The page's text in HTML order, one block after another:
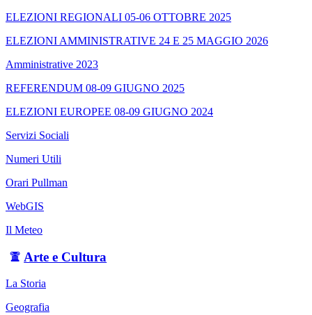
ELEZIONI REGIONALI 05-06 OTTOBRE 2025
ELEZIONI AMMINISTRATIVE 24 E 25 MAGGIO 2026
Amministrative 2023
REFERENDUM 08-09 GIUGNO 2025
ELEZIONI EUROPEE 08-09 GIUGNO 2024
Servizi Sociali
Numeri Utili
Orari Pullman
WebGIS
Il Meteo
Arte e Cultura
La Storia
Geografia